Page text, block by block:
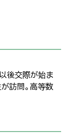
後交際が始ま
訪問。高等数